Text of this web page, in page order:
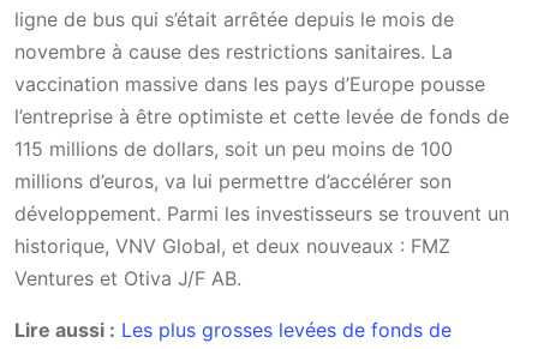
ligne de bus qui s’était arrêtée depuis le mois de
novembre à cause des restrictions sanitaires. La
vaccination massive dans les pays d’Europe pousse
l’entreprise à être optimiste et cette levée de fonds de
115 millions de dollars, soit un peu moins de 100
millions d’euros, va lui permettre d’accélérer son
développement. Parmi les investisseurs se trouvent un
historique, VNV Global, et deux nouveaux : FMZ
Ventures et Otiva J/F AB.
Lire aussi : Les plus grosses levées de fonds de